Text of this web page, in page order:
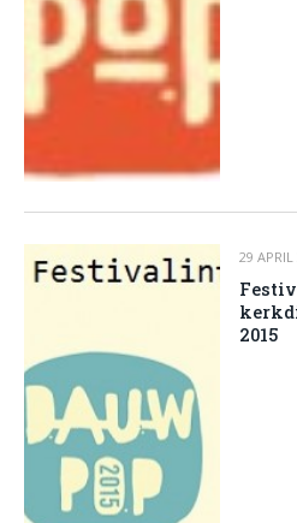
29
2015